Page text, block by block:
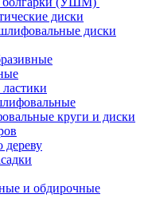
диски
диски
круги и диски
дереву
и обдирочные